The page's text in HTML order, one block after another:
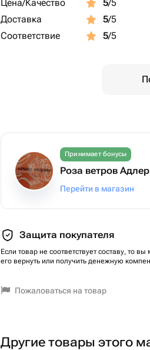
Цена/Качество
5/5
Доставка
5/5
Соответствие
5/5
Принимает бонусы
Роза ветров Адлер
Перейти в магазин
Защита покупателя
Если товар не соответствует составу, то вы
его вернуть или получить денежную
Пожаловаться на товар
Другие товары этого